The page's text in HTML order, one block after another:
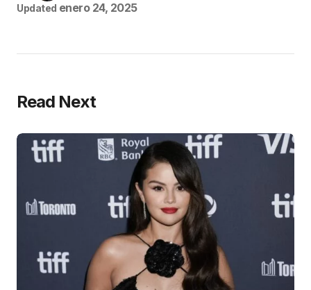
Updated enero 24, 2025
Read Next